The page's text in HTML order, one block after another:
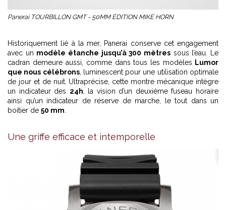
Panerai TOURBILLON GMT - 50MM ÉDITION MIKE HORN
Historiquement lié à la mer, Panerai conserve cet engagement
avec un modèle étanche jusqu’à 300 mètres sous l’eau. Le
cadran demeure aussi, comme dans tous les modèles Lumor
que nous célébrons, luminescent pour une utilisation optimale
de jour et de nuit. Ultraprécise, cette montre mécanique intègre
un indicateur des 24h , la vision d’un deuxième fuseau horaire
ainsi qu’un indicateur de réserve de marche, le tout dans un
boitier de 50 mm
Une griffe efficace et intemporelle